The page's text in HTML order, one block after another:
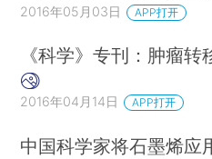
2016年05月03日 APP打开
《科学》专刊：肿瘤
2016年04月14日 APP打开
中国科学家将石墨烯应